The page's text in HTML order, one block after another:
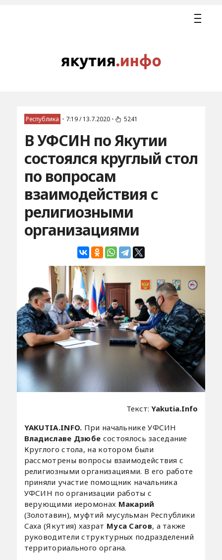
Республика • 7:19 / 13.7.2020 • 5241
В УФСИН по Якутии
состоялся круглый стол
по вопросам
взаимодействия с
религиозными
организациями
Текст:Yakutia.Info
YAKUTIA.INFO. При начальнике УФСИН
Владиславе Дзюбе состоялось заседание
Круглого стола, на котором были
рассмотрены вопросы взаимодействия с
религиозными организациями. В его работе
приняли участие помощник начальника
УФСИН по организации работы с
верующими иеромонах Макарий
(Золотавин), муфтий мусульман Республики
Саха (Якутия) хазрат Муса Сагов, а также
руководители структурных подразделений
территориального органа.